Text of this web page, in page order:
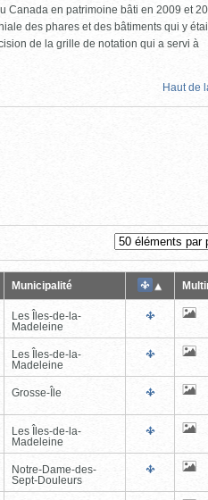
Canada en patrimoine bâti en 2009 et
des phares et des bâtiments qui y
de la grille de notation qui a servi à
Haut de
Municipalité
Les Îles-de-la-
Madeleine
Les Îles-de-la-
Madeleine
Grosse-Île
Les Îles-de-la-
Madeleine
Notre-Dame-des-
Sept-Douleurs